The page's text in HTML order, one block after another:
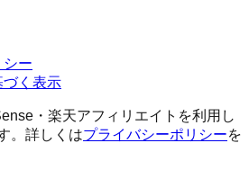
シー
づく表示
・楽天アフィリエイトを利用し
。詳しくはプライバシーポリシーを